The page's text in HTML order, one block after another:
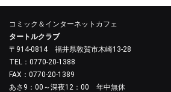
コミック＆インターネットカフェ
タートルクラブ
〒914-0814 福井県敦賀市木崎13-28
TEL：0770-20-1388
FAX：0770-20-1389
あさ9：00～深夜12：00 年中無休